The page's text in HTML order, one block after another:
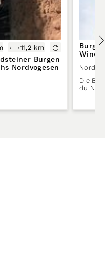
11,2 km
Burgen
Nordvogesen
Burg
Die
du